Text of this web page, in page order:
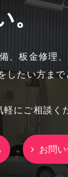
。
、板金修理
したい方まで
にご相談く
お問い